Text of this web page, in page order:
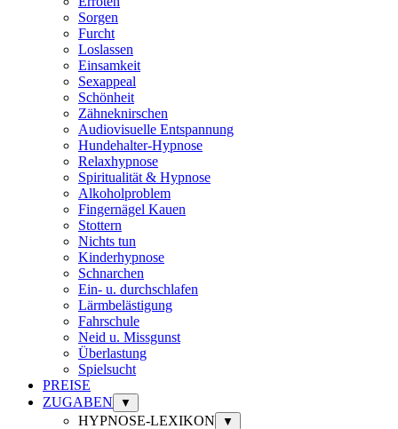
Sorgen
Furcht
Loslassen
Einsamkeit
Sexappeal
Schönheit
Zähneknirschen
Audiovisuelle Entspannung
Hundehalter-Hypnose
Relaxhypnose
Spiritualität & Hypnose
Alkoholproblem
Fingernägel Kauen
Stottern
Nichts tun
Kinderhypnose
Schnarchen
Ein- u. durchschlafen
Lärmbelästigung
Fahrschule
Neid u. Missgunst
Überlastung
Spielsucht
PREISE
ZUGABEN
▼
HYPNOSE-LEXIKON ▼